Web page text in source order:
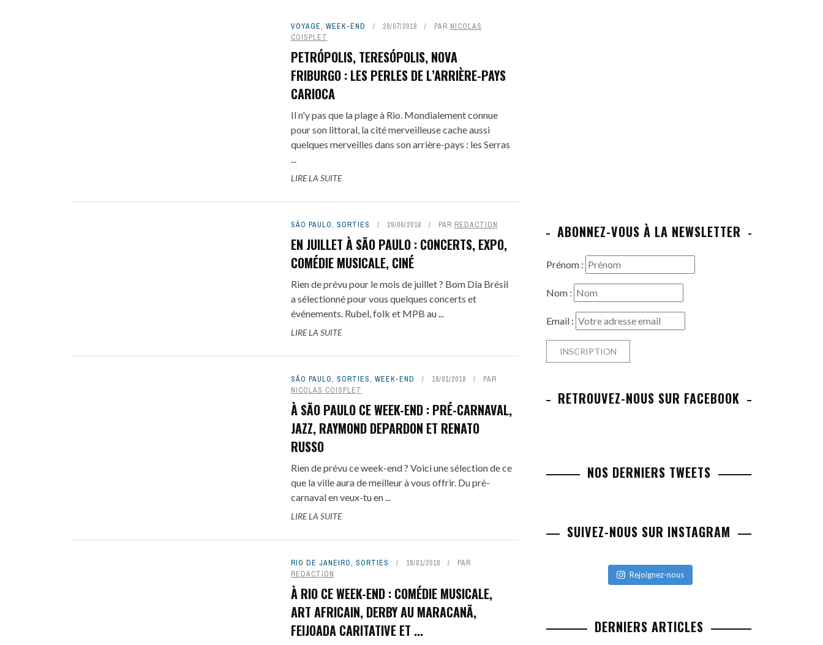
VOYAGE, WEEK-END 20/07/2018 PAR NICOLAS
COISPLET
PETRÓPOLIS, TERESÓPOLIS, NOVA
FRIBURGO : LES PERLES DE L’ARRIÈRE-PAYS
CARIOCA
Il n'y pas que la plage à Rio. Mondialement connue
pour son littoral, la cité merveilleuse cache aussi
quelques merveilles dans son arrière-pays : les Serras
...
LIRE LA SUITE
SÃO PAULO, SORTIES 29/06/2018 PAR REDACTION
EN JUILLET À SÃO PAULO : CONCERTS, EXPO,
COMÉDIE MUSICALE, CINÉ
Rien de prévu pour le mois de juillet ? Bom Dia Brésil
a sélectionné pour vous quelques concerts et
événements. Rubel, folk et MPB au ...
LIRE LA SUITE
SÃO PAULO, SORTIES, WEEK-END 18/01/2018
PAR
NICOLAS COISPLET
À SÃO PAULO CE WEEK-END : PRÉ-CARNAVAL,
JAZZ, RAYMOND DEPARDON ET RENATO
RUSSO
Rien de prévu ce week-end ? Voici une sélection de ce
que la ville aura de meilleur à vous offrir. Du pré-
carnaval en veux-tu en ...
LIRE LA SUITE
RIO DE JANEIRO, SORTIES 18/01/2018
PAR
REDACTION
À RIO CE WEEK-END : COMÉDIE MUSICALE,
ART AFRICAIN, DERBY AU MARACANÃ,
FEIJOADA CARITATIVE ET ...
ABONNEZ-VOUS À LA NEWSLETTER
Prénom :
Nom :
Email :
RETROUVEZ-NOUS SUR FACEBOOK
NOS DERNIERS TWEETS
SUIVEZ-NOUS SUR INSTAGRAM
Rejoignez-nous
DERNIERS ARTICLES